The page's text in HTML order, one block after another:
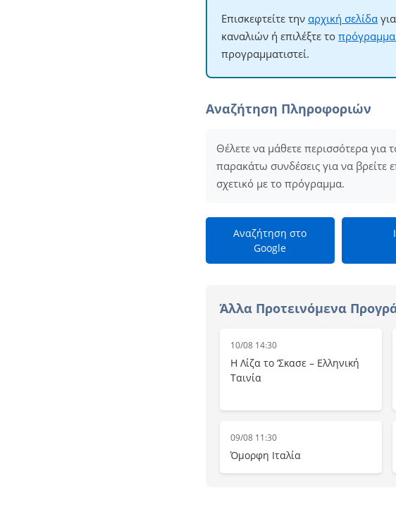
Επισκεφτείτε την αρχική σελίδα
καναλιών ή επιλέξτε το
προγραμματιστεί.
Αναζήτηση Πληροφοριών
Θέλετε να μάθετε περισσότερα
παρακάτω συνδέσεις για να βρείτε
σχετικό με το πρόγραμμα.
Αναζήτηση στο
Google
Άλλα Προτεινόμενα
10/08 14:30
Η Λίζα το ‘Σκασε – Ελληνική
Ταινία
09/08 11:30
Όμορφη Ιταλία